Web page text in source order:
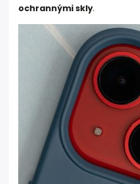
ochrannými skly.